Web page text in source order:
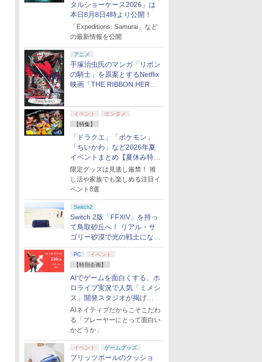
タルショーケース2026」は
本日8月8日4時より公開！
「Expeditions: Samurai」など
の最新情報を公開
アニメ
手塚治虫氏のマンガ「リボン
の騎士」を原案とするNetflix
映画「THE RIBBON HERO
イベント
エンタメ
【特集】
「ドラクエ」「ポケモン」
「ちいかわ」など2026年夏
イベントまとめ【夏休み特
集】
限定グッズは見逃し厳禁！ 推
し活や家族でも楽しめる注目イ
ベント8選
Switch2
Switch 2版「FFXIV」を持っ
て鳥取砂丘へ！ リアル・サ
ゴリー砂漠で光の戦士になっ
てみた
PC
イベント
【特別企画】
AIでゲームを面白くする。ホ
ロライブ実況で人気「ミメシ
ス」開発スタジオが掲げ
る“AI活用の信念”とは？【講
演レポート】
AIネイティブだからこそこだわ
る「プレーヤーにとって面白い
かどうか」
イベント ゲームグッズ
ブリッツボールのクッショ